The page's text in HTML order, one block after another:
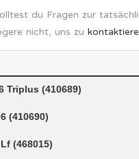
du Fragen zur
nicht, uns zu
Triplus (410689)
(410690)
(468015)